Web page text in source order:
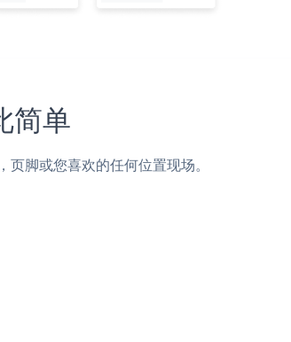
简单
脚或您喜欢的任何位置现场。